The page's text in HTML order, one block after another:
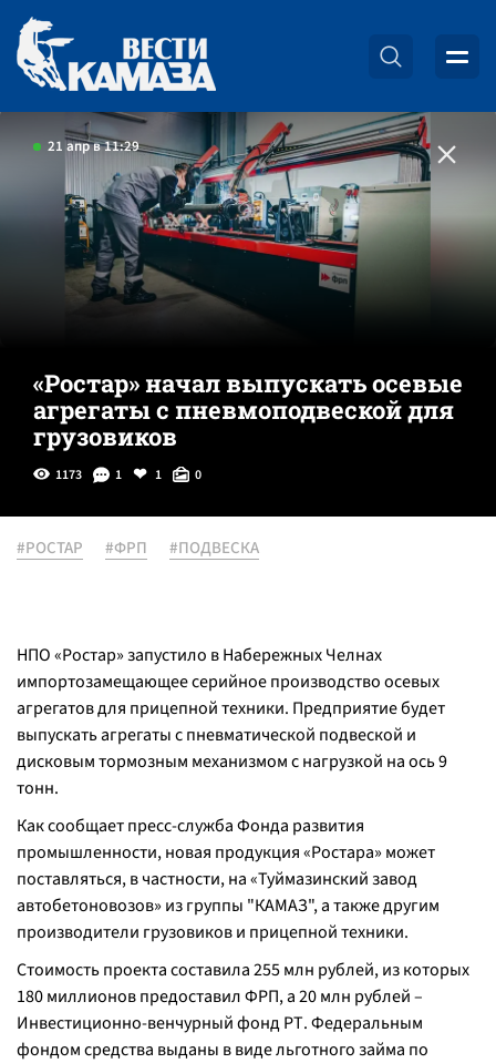
21 апр в 11:29
«Ростар» начал выпускать осевые
агрегаты с пневмоподвеской для
грузовиков
1173 1 1 0
#РОСТАР #ФРП #ПОДВЕСКА
НПО «Ростар» запустило в Набережных Челнах
импортозамещающее серийное производство осевых
агрегатов для прицепной техники. Предприятие будет
выпускать агрегаты с пневматической подвеской и
дисковым тормозным механизмом с нагрузкой на ось 9
тонн.
Как сообщает пресс-служба Фонда развития
промышленности, новая продукция «Ростара» может
поставляться, в частности, на «Туймазинский завод
автобетоновозов» из группы "КАМАЗ", а также другим
производители грузовиков и прицепной техники.
Стоимость проекта составила 255 млн рублей, из которых
180 миллионов предоставил ФРП, а 20 млн рублей –
Инвестиционно-венчурный фонд РТ. Федеральным
фондом средства выданы в виде льготного займа по